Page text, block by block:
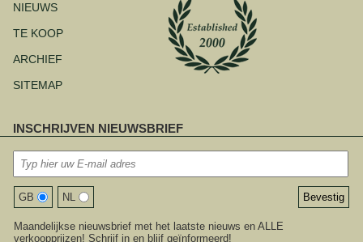
NIEUWS
TE KOOP
ARCHIEF
SITEMAP
INSCHRIJVEN NIEUWSBRIEF
GB NL
Maandelijkse nieuwsbrief met het laatste nieuws en ALLE
verkoopprijzen! Schrijf in en blijf geïnformeerd!